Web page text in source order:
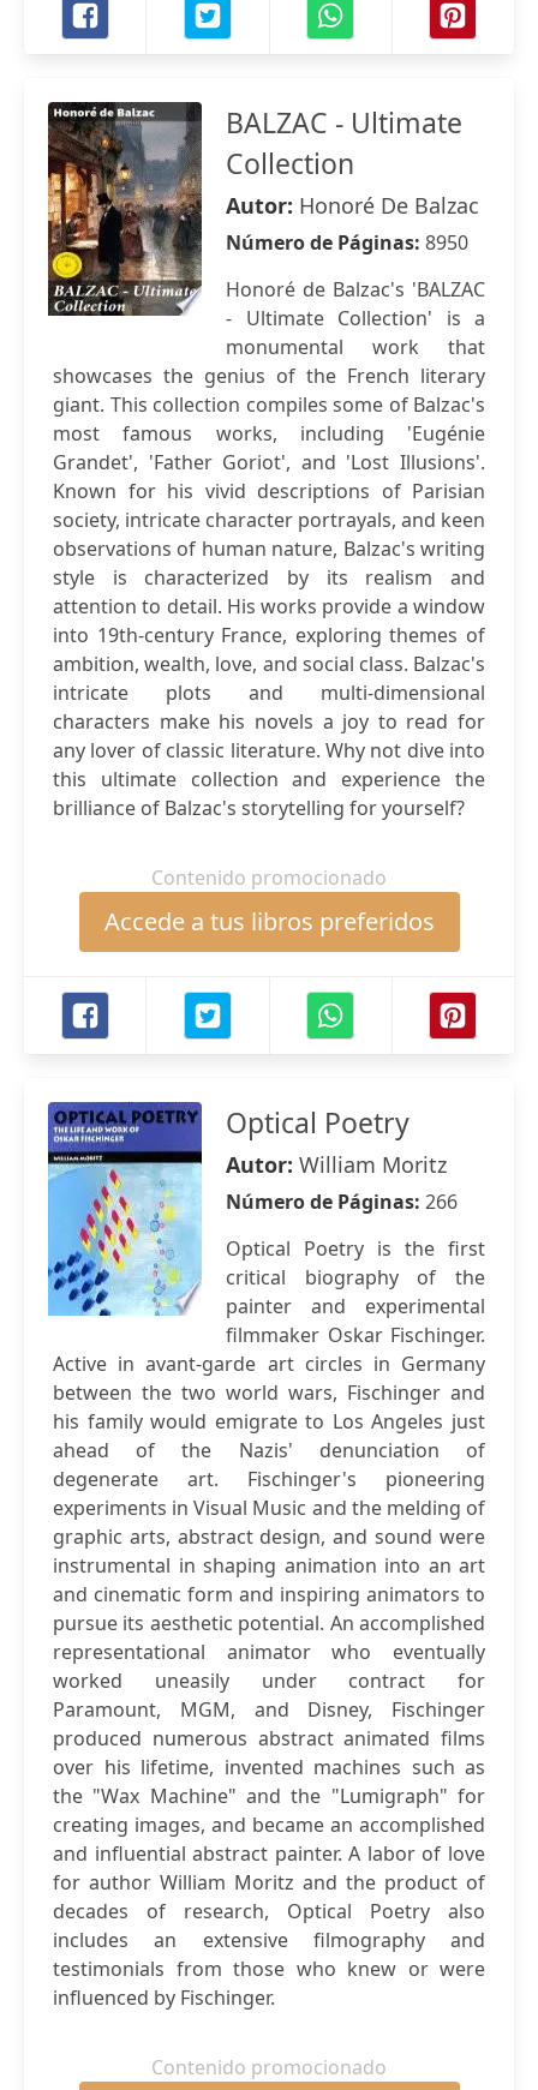
BALZAC - Ultimate
Collection
Autor: Honoré De Balzac
Número de Páginas: 8950
Honoré de Balzac's 'BALZAC
- Ultimate Collection' is a
monumental work that
showcases the genius of the French literary
giant. This collection compiles some of Balzac's
most famous works, including 'Eugénie
Grandet', 'Father Goriot', and 'Lost Illusions'.
Known for his vivid descriptions of Parisian
society, intricate character portrayals, and keen
observations of human nature, Balzac's writing
style is characterized by its realism and
attention to detail. His works provide a window
into 19th-century France, exploring themes of
ambition, wealth, love, and social class. Balzac's
intricate plots and multi-dimensional
characters make his novels a joy to read for
any lover of classic literature. Why not dive into
this ultimate collection and experience the
brilliance of Balzac's storytelling for yourself?
Contenido promocionado
Accede a tus libros preferidos
Optical Poetry
Autor: William Moritz
Número de Páginas: 266
Optical Poetry is the first
critical biography of the
painter and experimental
filmmaker Oskar Fischinger.
Active in avant-garde art circles in Germany
between the two world wars, Fischinger and
his family would emigrate to Los Angeles just
ahead of the Nazis' denunciation of
degenerate art. Fischinger's pioneering
experiments in Visual Music and the melding of
graphic arts, abstract design, and sound were
instrumental in shaping animation into an art
and cinematic form and inspiring animators to
pursue its aesthetic potential. An accomplished
representational animator who eventually
worked uneasily under contract for
Paramount, MGM, and Disney, Fischinger
produced numerous abstract animated films
over his lifetime, invented machines such as
the "Wax Machine" and the "Lumigraph" for
creating images, and became an accomplished
and influential abstract painter. A labor of love
for author William Moritz and the product of
decades of research, Optical Poetry also
includes an extensive filmography and
testimonials from those who knew or were
influenced by Fischinger.
Contenido promocionado